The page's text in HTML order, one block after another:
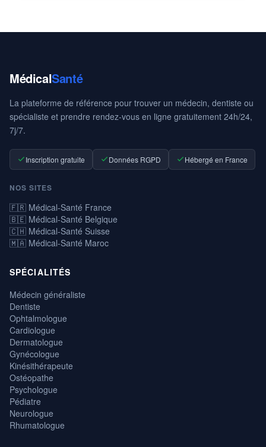
MédicalSanté
La plateforme de référence pour trouver un médecin, dentiste ou
spécialiste et prendre rendez-vous en ligne gratuitement 24h/24,
7j/7.
Inscription gratuite Données RGPD Hébergé en France
NOS SITES
🇫🇷 Médical-Santé France
🇧🇪 Médical-Santé Belgique
🇨🇭 Médical-Santé Suisse
🇲🇦 Médical-Santé Maroc
SPÉCIALITÉS
Médecin généraliste
Dentiste
Ophtalmologue
Cardiologue
Dermatologue
Gynécologue
Kinésithérapeute
Ostéopathe
Psychologue
Pédiatre
Neurologue
Rhumatologue